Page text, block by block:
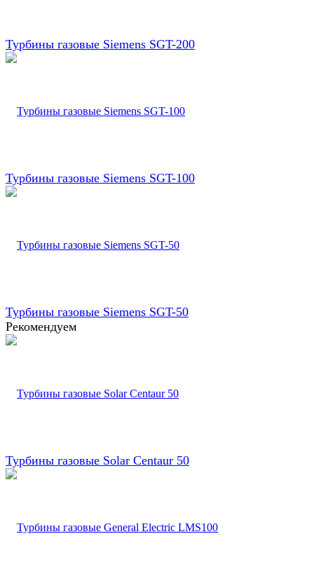
Турбины газовые Siemens SGT-200
Турбины газовые Siemens SGT-100
Турбины газовые Siemens SGT-50
Рекомендуем
Турбины газовые Solar Centaur 50